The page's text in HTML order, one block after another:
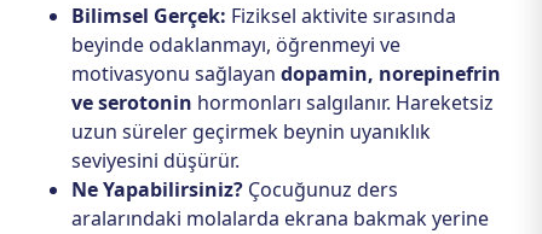
Bilimsel Gerçek: Fiziksel aktivite sırasında
beyinde odaklanmayı, öğrenmeyi ve
motivasyonu sağlayan dopamin, norepinefrin
ve serotonin hormonları salgılanır. Hareketsiz
uzun süreler geçirmek beynin uyanıklık
seviyesini düşürür.
Ne Yapabilirsiniz? Çocuğunuz ders
aralarındaki molalarda ekrana bakmak yerine